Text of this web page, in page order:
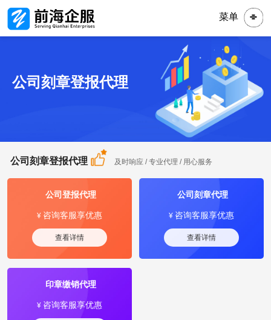
菜单
公司刻章登报代理
公司刻章登报代理 及时响应 / 专业代理 / 用心服务
公司登报代理
¥ 咨询客服享优惠
查看详情
公司刻章代理
¥ 咨询客服享优惠
查看详情
印章缴销代理
¥ 咨询客服享优惠